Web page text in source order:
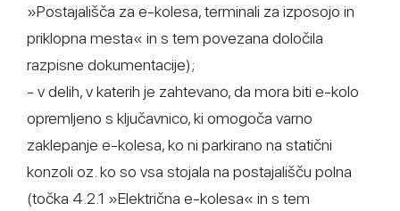
»Postajališča za e-kolesa, terminali za izposojo in
priklopna mesta« in s tem povezana določila
razpisne dokumentacije);
- v delih, v katerih je zahtevano, da mora biti e-kolo
opremljeno s ključavnico, ki omogoča varno
zaklepanje e-kolesa, ko ni parkirano na statični
konzoli oz. ko so vsa stojala na postajališču polna
(točka 4.2.1 »Električna e-kolesa« in s tem